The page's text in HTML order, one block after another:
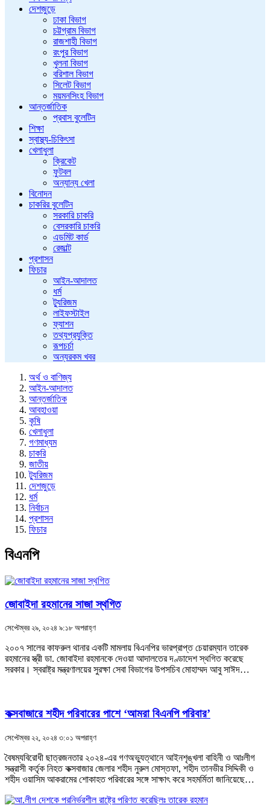
দেশজুড়ে
ঢাকা বিভাগ
চট্টগ্রাম বিভাগ
রাজশাহী বিভাগ
রংপুর বিভাগ
খুলনা বিভাগ
বরিশাল বিভাগ
সিলেট বিভাগ
ময়মনসিংহ বিভাগ
আন্তর্জাতিক
প্রবাস বুলেটিন
শিক্ষা
স্বাস্থ্য-চিকিৎসা
খেলাধুলা
ক্রিকেট
ফুটবল
অন্যান্য খেলা
বিনোদন
চাকরির বুলেটিন
সরকারি চাকরি
বেসরকারি চাকরি
এডমিট কার্ড
রেজাল্ট
প্রশাসন
ফিচার
আইন-আদালত
ধর্ম
ট্যুরিজম
লাইফস্টাইল
ফ্যাশন
তথ্যপ্রযুক্তি
রূপচর্চা
অন্যরকম খবর
অর্থ ও বাণিজ্য
আইন-আদালত
আন্তর্জাতিক
আবহাওয়া
কৃষি
খেলাধুলা
গণমাধ্যম
চাকরি
জাতীয়
ট্যুরিজম
দেশজুড়ে
ধর্ম
নির্বাচন
প্রশাসন
ফিচার
বিএনপি
জোবাইদা রহমানের সাজা স্থগিত
সেপ্টেম্বর ২৯, ২০২৪ ৯:১৮ অপরাহ্ণ
২০০৭ সালের কাফরুল থানার একটি মামলায় বিএনপির ভারপ্রাপ্ত চেয়ারম্যান তারেক
রহমানের স্ত্রী ডা. জোবাইদা রহমানকে দেওয়া আদালতের দণ্ডাদেশ স্থগিত করেছে
সরকার। স্বরাষ্ট্র মন্ত্রণালয়ের সুরক্ষা সেবা বিভাগের উপসচিব মোহাম্মদ আবু সাঈদ…
কক্সবাজারে শহীদ পরিবারের পাশে ‘আমরা বিএনপি পরিবার’
সেপ্টেম্বর ২২, ২০২৪ ৩:০১ অপরাহ্ণ
বৈষম্যবিরোধী ছাত্রজনতার ২০২৪-এর গণঅভ্যুত্থানে আইনশৃঙ্খলা বাহিনী ও আঃলীগ
সন্ত্রাসী কর্তৃক নিহত কক্সবাজার জেলার শহীদ নুরুল মোস্তফা, শহীদ তানভীর সিদ্দিকী ও
শহীদ ওয়াসিম আকরামের শোকাহত পরিবারের সঙ্গে সাক্ষাৎ করে সহমর্মিতা জানিয়েছে…